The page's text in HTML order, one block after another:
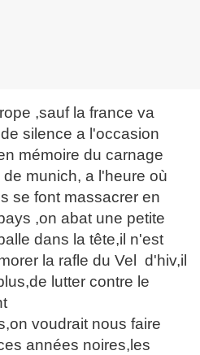
,sauf la france va
silence a l'occasion
mémoire du carnage
munich, a l'heure où
se font massacrer en
,on abat une petite
dans la tête,il n'est
la rafle du Vel d'hiv,il
lutter contre le
voudrait nous faire
années noires,les